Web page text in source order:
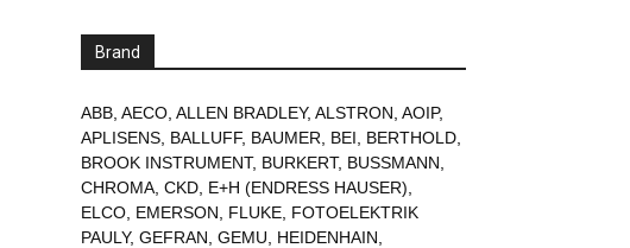
Brand
ABB AECO ALLEN BRADLEY, ALSTRON AOIP,
APLISENS BALLUFF, BAUMER BEI BERTHOLD
BROOK INSTRUMENT, BURKERT, BUSSMANN
CHROMA CKD E+H (ENDRESS HAUSER)
ELCO EMERSON FLUKE FOTOELEKTRIK
PAULY, GEFRAN GEMU HEIDENHAIN